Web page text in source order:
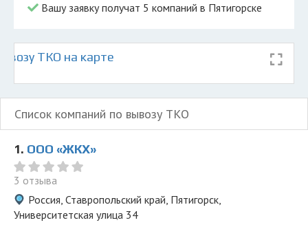
Вашу заявку получат 5 компаний в Пятигорске
ТКО на карте
Список компаний по вывозу ТКО
1. ООО «ЖКХ»
3 отзыва
Россия, Ставропольский край, Пятигорск,
Университетская улица 34